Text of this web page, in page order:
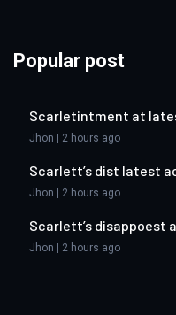
Popular post
Scarletintment at
Jhon | 2 hours ago
Scarlett’s dist latest
Jhon | 2 hours ago
Scarlett’s disappoest
Jhon | 2 hours ago